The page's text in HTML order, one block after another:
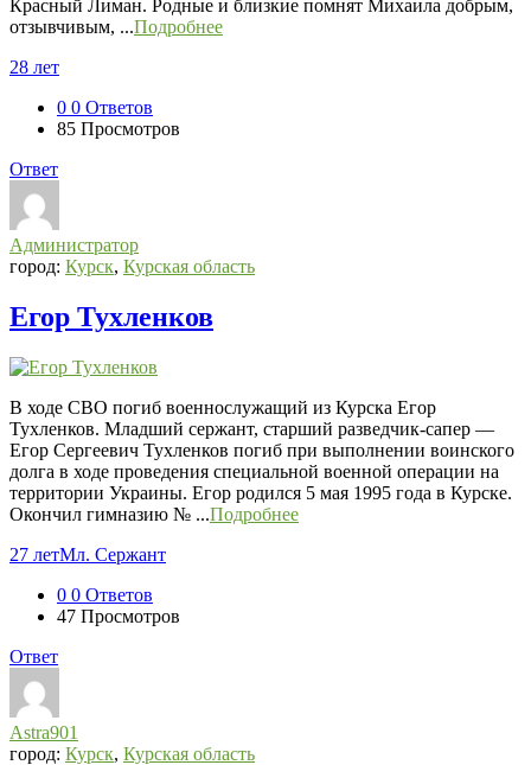
Красный Лиман. Родные и близкие помнят Михаила добрым,
отзывчивым, ...Подробнее
28 лет
0 0 Ответов
85 Просмотров
Ответ
Администратор
город: Курск, Курская область
Егор Тухленков
В ходе СВО погиб военнослужащий из Курска Егор
Тухленков. Младший сержант, старший разведчик-сапер —
Егор Сергеевич Тухленков погиб при выполнении воинского
долга в ходе проведения специальной военной операции на
территории Украины. Егор родился 5 мая 1995 года в Курске.
Окончил гимназию № ...Подробнее
27 летМл. Сержант
0 0 Ответов
47 Просмотров
Ответ
Astra901
город: Курск, Курская область